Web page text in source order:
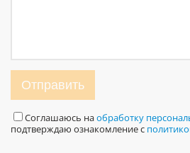
Отправить
Соглашаюсь наобработку
подтверждаю ознакомление с